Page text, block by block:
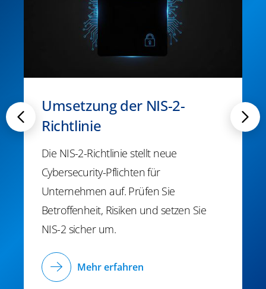
Umsetzung der NIS-2-
Richtlinie
Die NIS-2-Richtlinie stellt neue
Cybersecurity-Pflichten für
Unternehmen auf. Prüfen Sie
Betroffenheit, Risiken und setzen Sie
NIS-2 sicher um.
Mehr erfahren